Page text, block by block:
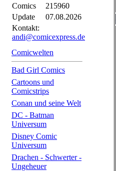
Comics
215960
Update
07.08.2026
Kontakt:
andi@comicexpress.de
Comicwelten
Bad Girl Comics
Cartoons und
Comicstrips
Conan und seine Welt
DC - Batman
Universum
Disney Comic
Universum
Drachen - Schwerter -
Ungeheuer